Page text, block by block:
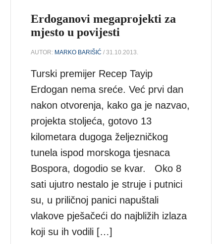
Erdoganovi megaprojekti za
mjesto u povijesti
AUTOR: MARKO BARIŠIĆ / 31.10.2013.
Turski premijer Recep Tayip
Erdogan nema sreće. Već prvi dan
nakon otvorenja, kako ga je nazvao,
projekta stoljeća, gotovo 13
kilometara dugoga željezničkog
tunela ispod morskoga tjesnaca
Bospora, dogodio se kvar. Oko 8
sati ujutro nestalo je struje i putnici
su, u priličnoj panici napuštali
vlakove pješačeći do najbližih izlaza
koji su ih vodili […]